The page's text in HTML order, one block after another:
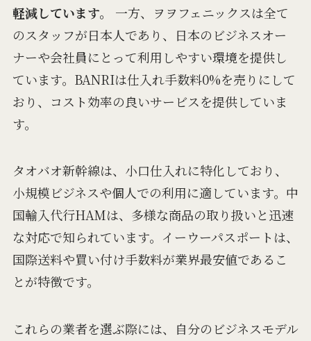
軽減しています。
一方、ヲヲフェニックスは全て
のスタッフが日本人であり、日本のビジネスオー
ナーや会社員にとって利用しやすい環境を提供し
ています。BANRIは仕入れ手数料0%を売りにして
おり、コスト効率の良いサービスを提供していま
す。
タオバオ新幹線は、小口仕入れに特化しており、
小規模ビジネスや個人での利用に適しています。中
国輸入代行HAMは、多様な商品の取り扱いと迅速
な対応で知られています。イーウーパスポートは、
国際送料や買い付け手数料が業界最安値であるこ
とが特徴です。
これらの業者を選ぶ際には、自分のビジネスモデル